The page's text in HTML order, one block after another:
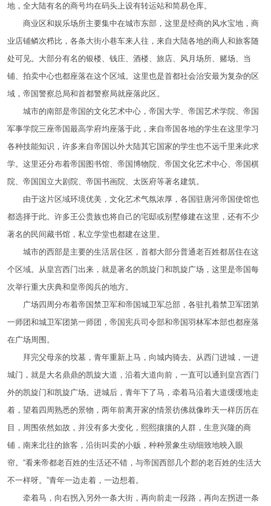
地，全大陆有名的商号均在码头上设有转运站和简易仓库。
商业区和娱乐场所主要集中在城市东部，这里是经商的风水宝地，商
业店铺鳞次栉比，各条大街小巷车来人往，来自大陆各地的商人和旅客随
处可见。大部分有名的银楼、钱庄、酒楼、旅店、风月场所、赌场、当
铺、拍卖中心也都座落在这个区域。这里也是首都社会治安最为复杂的区
域，帝国警察总局和首都警察局就座落此区。
城市的南部是帝国的文化艺术中心，帝国大学、帝国艺术学院、帝国
军事学院三座帝国最高学府均座落于此，来自帝国各地的学生在这里学习
各种技能知识，许多来自帝国以外大陆其它国家的学生也不远千里来此求
学。这里还分布着帝国图书馆、帝国博物院、帝国文化艺术中心、帝国棋
院、帝国国立大剧院、帝国书画院、太医府等著名建筑。
由于这片区域环境优美，文化艺术气氛浓厚，各国驻唐河帝国使馆也
都选择于此。许多王公贵族也将自己的宅邸或别墅修建在这里，还有不少
著名的民间藏书馆，私立学堂也都建在这里。
城市的西部是主要的生活居住区，首都大部分普通老百姓都居住在这
个区域。从皇宫西门出来，就是著名的凯旋门和凯旋广场，这里是帝国每
次举行重大庆典和皇帝阅兵的地方。
广场四周分布着帝国禁卫军和帝国城卫军总部，各驻扎着禁卫军团第
一师团和城卫军团第一师团，帝国宪兵司令部和帝国羽林军本部也都座落
在广场周围。
拜完父母亲的坟墓，青年重新上马，向城内骑去。从西门进城，一进
城门，就是大名鼎鼎的凯旋大道，沿着大道向前，一直可以通到皇宫西门
外的凯旋门和凯旋广场。进城后，青年下了马，牵着马沿着大道缓缓地走
着，望着四周熟悉的景物，两年前离开家的情景彷佛就像昨天一样历历在
目，周围依然如故，并没有多大变化，熙熙攘攘的人群，生意兴隆的商
铺，南来北往的旅客，沿街叫卖的小贩，种种景象生动细致地映入眼
帘。“看来帝都老百姓的生活还不错，与帝国西部几个郡的老百姓的生活大
不一样呀。”青年一边走着，一边想着。
牵着马，向右拐入另外一条大街，再向前走一段路，再向左拐进一条